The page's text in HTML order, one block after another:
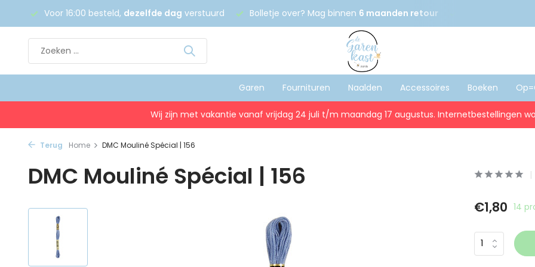
Voor 16:00 besteld, dezelfde dag verstuurd Bolletje over? Mag binnen 6 maanden retour
Garen Fournituren Naalden Accessoires Boeken
Wij zijn met vakantie vanaf vrijdag 24 juli t/m maandag 17 augustus. Internetbestellingen
Terug Home DMC Mouliné Spécial | 156
DMC Mouliné Spécial | 156
€1,80 14